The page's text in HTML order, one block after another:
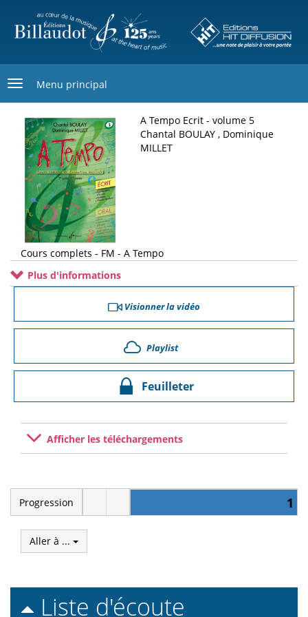
contenu
Menu principal
A Tempo Ecrit - volume 5
Chantal BOULAY , Dominique
MILLET
Cours complets - FM - A Tempo
Plus d'informations
Visionner la vidéo
Playlist
Feuilleter
Afficher les téléchargements
Progression 1
Aller à ...
Liste d'écoute